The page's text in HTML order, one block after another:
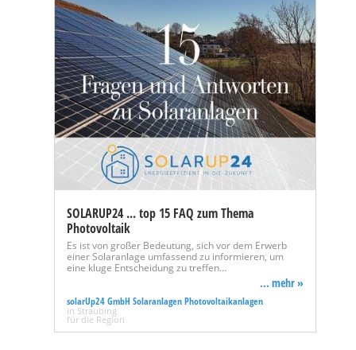
SOLARUP24 ... top 15 FAQ zum Thema
Photovoltaik
Es ist von großer Bedeutung, sich vor dem Erwerb
einer Solaranlage umfassend zu informieren, um
eine kluge Entscheidung zu treffen…
... mehr »
solarUp24 GmbH Solaranlagen Photovoltaikanlagen
in Straubing
für die Region